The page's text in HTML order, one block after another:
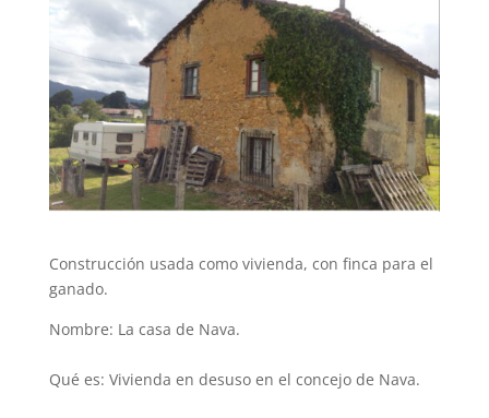
Construcción usada como vivienda, con finca para el
ganado.
Nombre: La casa de Nava.
Qué es: Vivienda en desuso en el concejo de Nava.